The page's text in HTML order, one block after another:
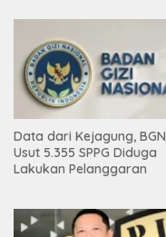
Data dari Kejagung, BGN
Usut 5.355 SPPG Diduga
Lakukan Pelanggaran